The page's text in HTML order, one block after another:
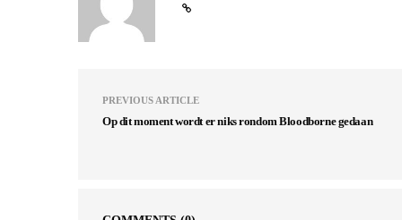
PREVIOUS ARTICLE
Op dit moment wordt er niks rondom Bloodborne gedaan